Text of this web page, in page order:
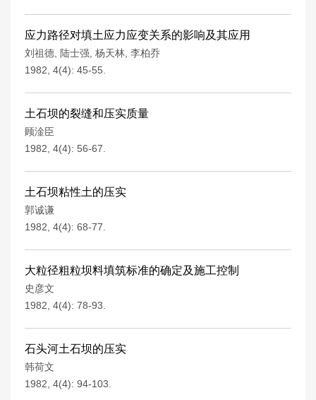
应力路径对填土应力应变关系的影响及其应用
刘祖德 陆士强 杨天林 李柏乔
1982, 4(4): 45-55.
土石坝的裂缝和压实质量
顾淦臣
1982, 4(4): 56-67.
土石坝粘性土的压实
郭诚谦
1982, 4(4): 68-77.
大粒径粗粒坝料填筑标准的确定及施工控制
史彦文
1982, 4(4): 78-93.
石头河土石坝的压实
韩荷文
1982, 4(4): 94-103.